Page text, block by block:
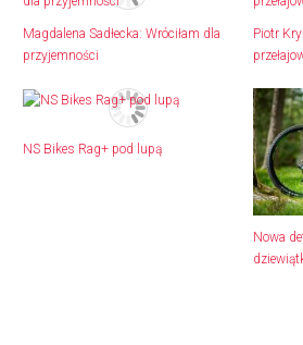
Magdalena Sadłecka: Wróciłam dla
przyjemności
Piotr
NS Bikes Rag+ pod lupą
Nowa